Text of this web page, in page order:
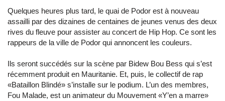
Quelques heures plus tard, le quai de Podor est à nouveau
assailli par des dizaines de centaines de jeunes venus des deux
rives du fleuve pour assister au concert de Hip Hop. Ce sont les
rappeurs de la ville de Podor qui annoncent les couleurs.
Ils seront succédés sur la scène par Bidew Bou Bess qui s’est
récemment produit en Mauritanie. Et, puis, le collectif de rap
«Bataillon Blindé» s’installe sur le podium. L’un des membres,
Fou Malade, est un animateur du Mouvement «Y’en a marre»